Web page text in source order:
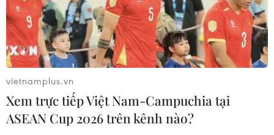
Johnson & Johnson phải bồi thường 417
triệu USD cho một nữ khách hàng
22/08/2017 07:19
Một bồi thẩm đoàn tại bang California đã yêu cầu hãng
Johnson & Johnson bồi thường 417 triệu USD cho một nữ
vietnamplus.vn
Xem trực tiếp Việt Nam-Campuchia tại
ASEAN Cup 2026 trên kênh nào?